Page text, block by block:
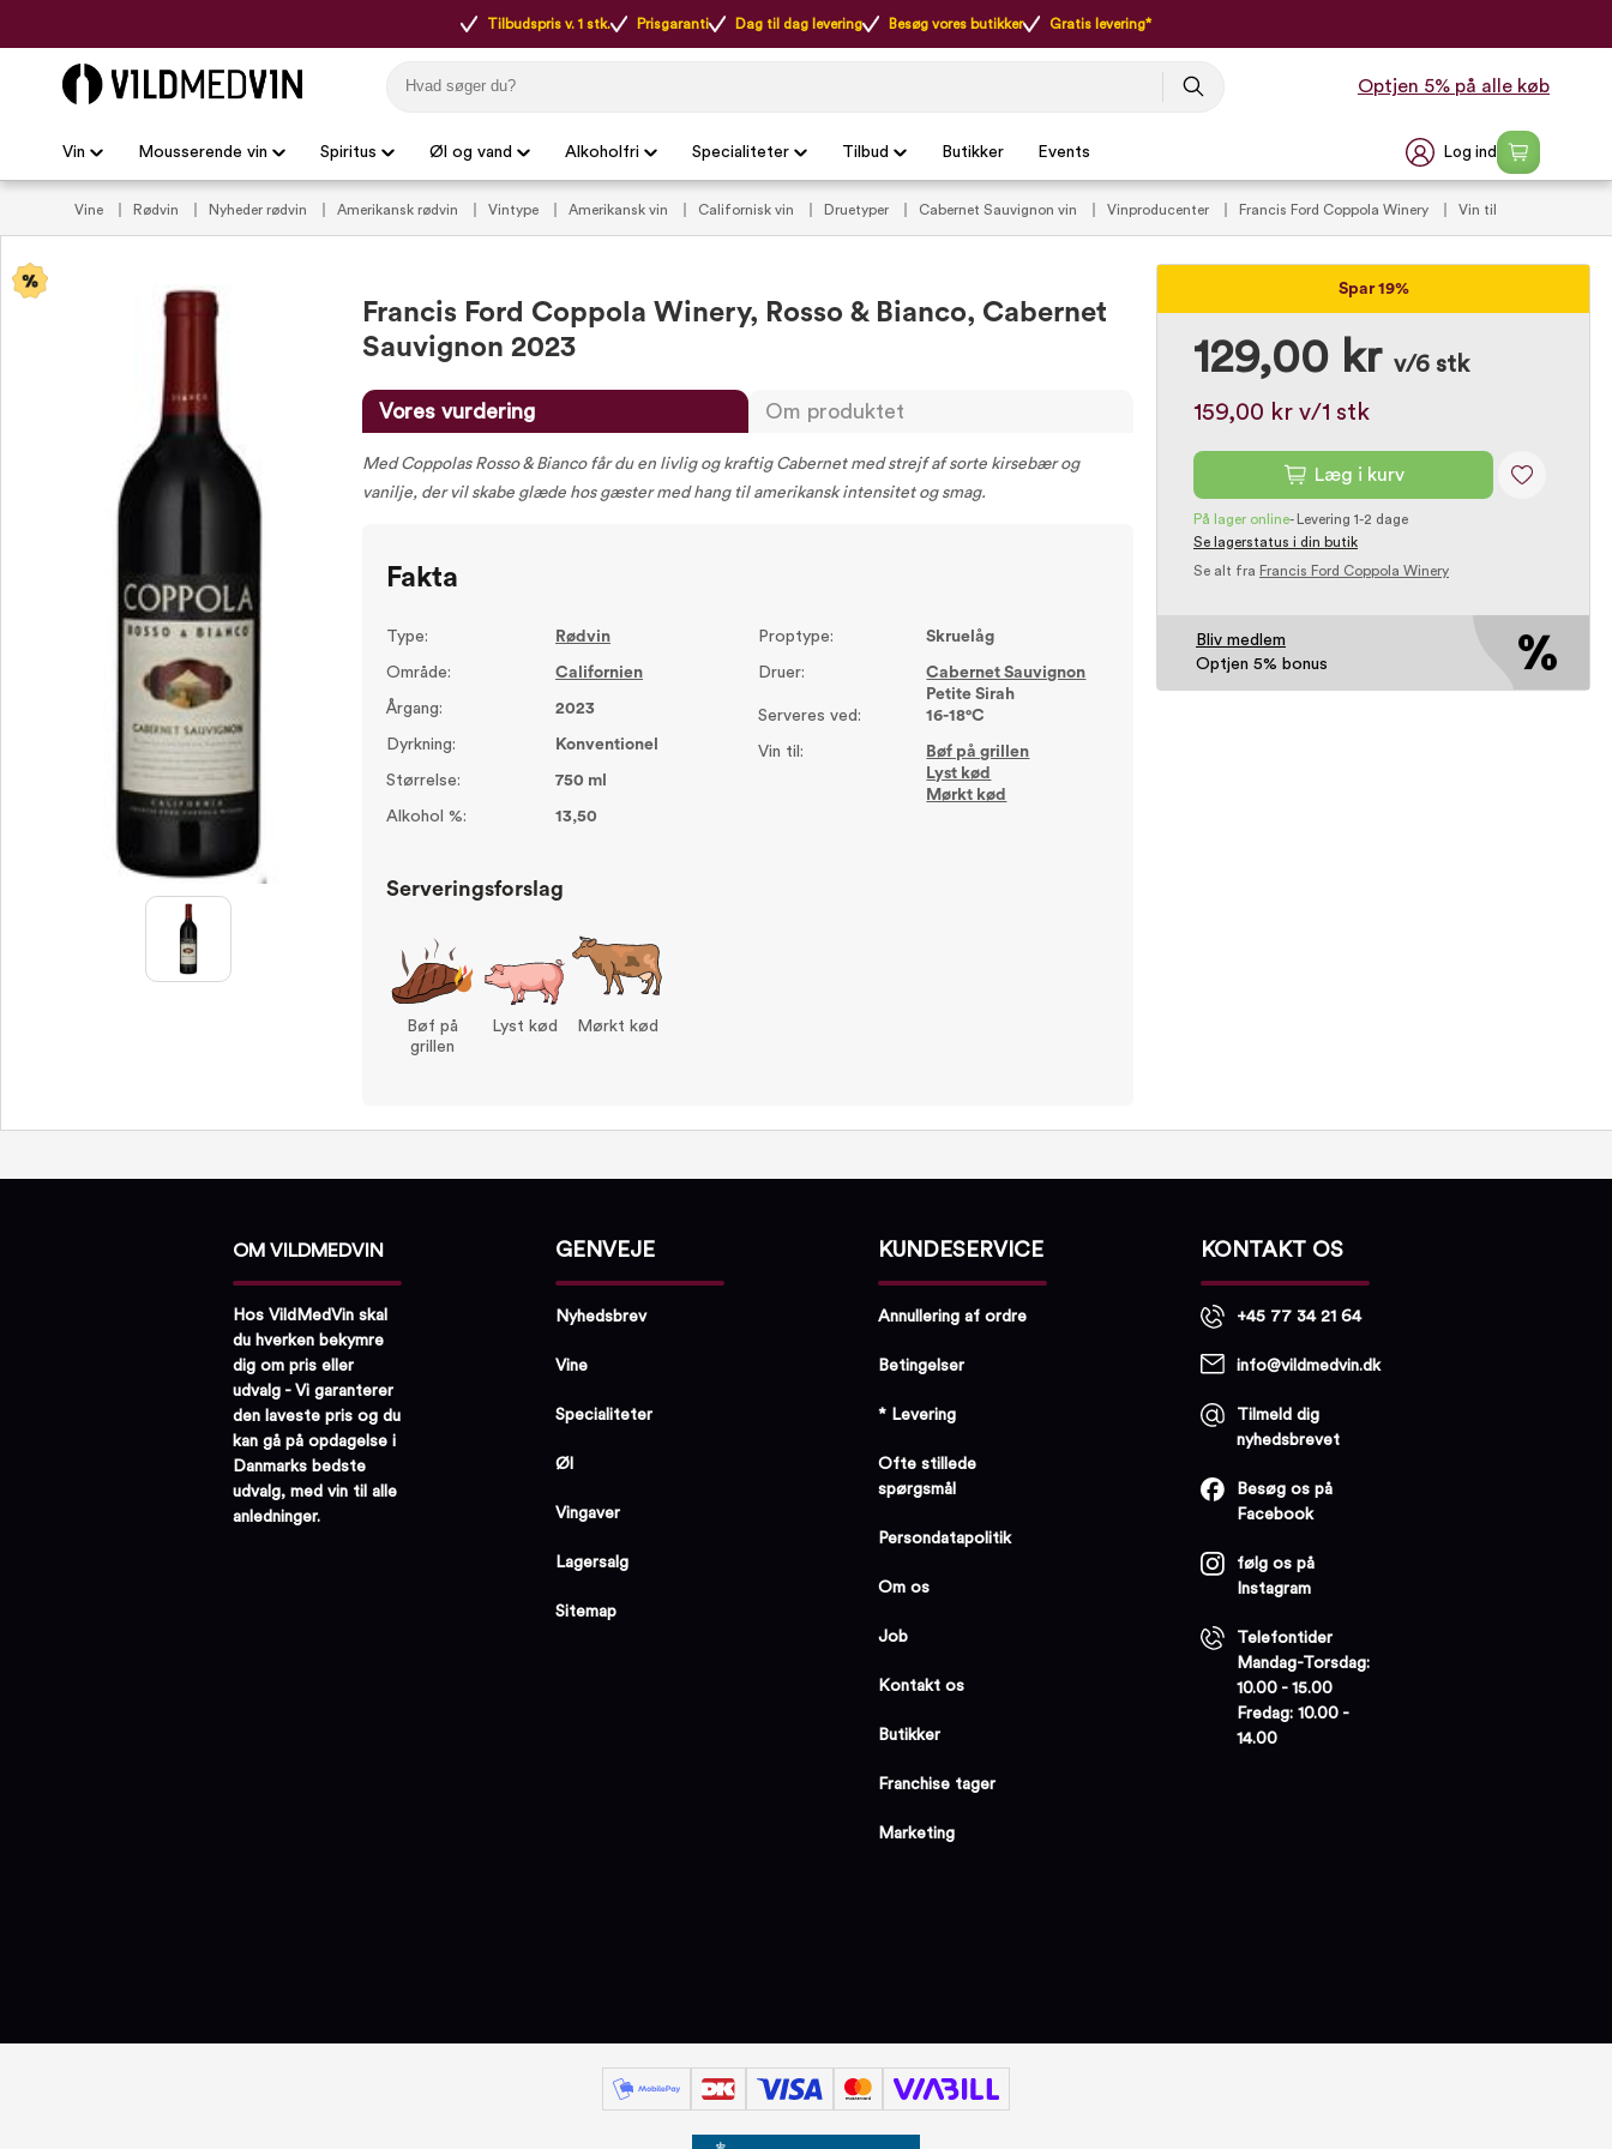
Tilbudspris v. 1 stk. Prisgaranti Dag til dag levering Besøg vores butikker Gratis levering*
Optjen 5% på alle køb
Vin Mousserende vin Spiritus Øl og vand Alkoholfri Specialiteter Tilbud Butikker Events Log ind
Vine Rødvin Nyheder rødvin Amerikansk rødvin Vintype Amerikansk vin Californisk vin Druetyper Cabernet Sauvignon vin Vinproducenter Francis Ford Coppola Winery
Vin til
Spar 19%
129,00 kr v/6 stk
159,00 kr v/1 stk
Læg i kurv
På lager online-
Levering 1-2 dage
Se lagerstatus i din butik
Se alt fra Francis Ford Coppola Winery
Bliv medlem
Optjen 5% bonus
Francis Ford Coppola Winery, Rosso & Bianco, Cabernet
Sauvignon 2023
Vores vurdering Om produktet
Med Coppolas Rosso & Bianco får du en livlig og kraftig Cabernet med strejf af sorte kirsebær og
vanilje, der vil skabe glæde hos gæster med hang til amerikansk intensitet og smag.
Fakta
Type: Rødvin
Område: Californien
Årgang: 2023
Dyrkning: Konventionel
Størrelse: 750 ml
Alkohol %: 13,50
Proptype: Skruelåg
Druer:
Cabernet Sauvignon
Petite Sirah
Serveres ved:
16-18°C
Vin til:
Bøf på grillen
Lyst kød
Mørkt kød
Serveringsforslag
Bøf på
grillen
Lyst kød Mørkt kød
OM VILDMEDVIN
Hos VildMedVin skal
du hverken bekymre
dig om pris eller
udvalg - Vi garanterer
den laveste pris og du
kan gå på opdagelse i
Danmarks bedste
udvalg, med vin til alle
anledninger.
GENVEJE
Nyhedsbrev
Vine
Specialiteter
Øl
Vingaver
Lagersalg
Sitemap
KUNDESERVICE
Annullering af ordre
Betingelser
* Levering
Ofte stillede
spørgsmål
Persondatapolitik
Om os
Job
Kontakt os
Butikker
Franchise tager
Marketing
KONTAKT OS
+45 77 34 21 64
info@vildmedvin.dk
Tilmeld dig
nyhedsbrevet
Besøg os på
Facebook
følg os på
Instagram
Telefontider
Mandag-Torsdag:
10.00 - 15.00
Fredag: 10.00 -
14.00